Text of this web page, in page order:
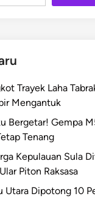
Trayek Laha
Mengantuk
Bergetar! Gempa
Tenang
Kepulauan Sula
Piton Raksasa
Utara Dipotong 10